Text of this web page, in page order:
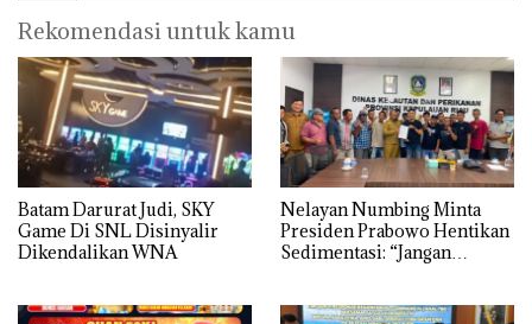
Rekomendasi untuk kamu
Batam Darurat Judi, SKY
Game Di SNL Disinyalir
Dikendalikan WNA
Nelayan Numbing Minta
Presiden Prabowo Hentikan
Sedimentasi: “Jangan
Mencari Makan”